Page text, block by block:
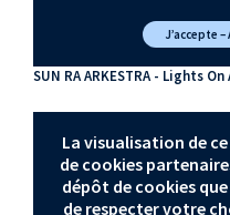
J’accepte
SUN RA ARKESTRA - Lights
La visualisation de
de cookies
dépôt de cookies
de respecter votre